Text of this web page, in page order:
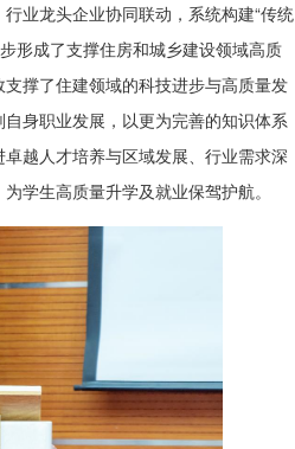
业龙头企业协同联动，系统构建“传统
形成了支撑住房和城乡建设领域高质
撑了住建领域的科技进步与高质量发
身职业发展，以更为完善的知识体系
越人才培养与区域发展、行业需求深
学生高质量升学及就业保驾护航。